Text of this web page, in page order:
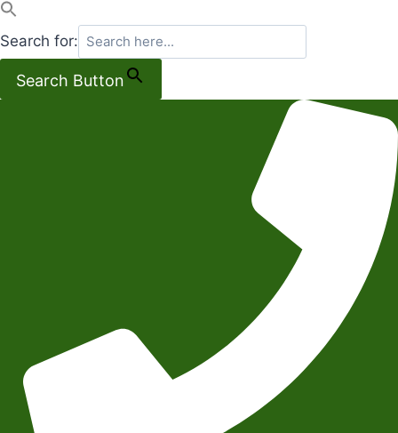
Search for:
Search Button